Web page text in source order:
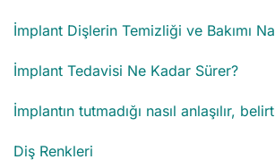
İmplant Dişlerin Temizliği ve Bakımı
İmplant Tedavisi Ne Kadar Sürer?
İmplantın tutmadığı nasıl anlaşılır,
Diş Renkleri